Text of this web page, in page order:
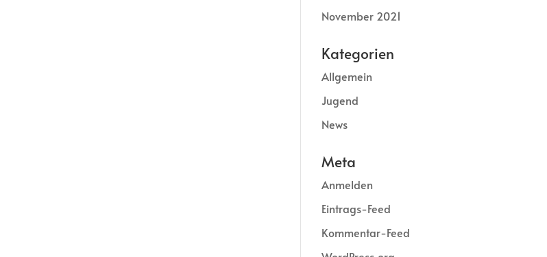
November 2021
Kategorien
Allgemein
Jugend
News
Meta
Anmelden
Eintrags-Feed
Kommentar-Feed